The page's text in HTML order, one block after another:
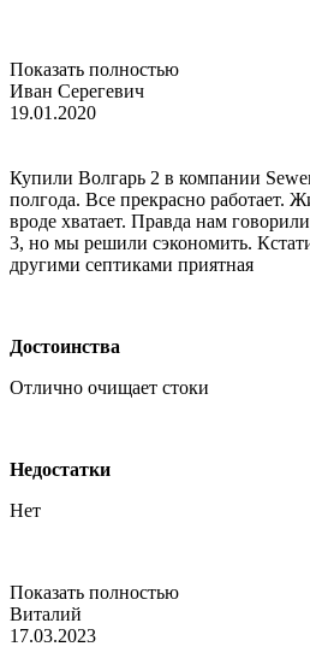
Показать полностью
Иван Серегевич
19.01.2020
Купили Волгарь 2 в компании
полгода. Все прекрасно работает.
вроде хватает. Правда нам
3, но мы решили сэкономить.
другими септиками приятная
Достоинства
Отлично очищает стоки
Недостатки
Нет
Показать полностью
Виталий
17.03.2023